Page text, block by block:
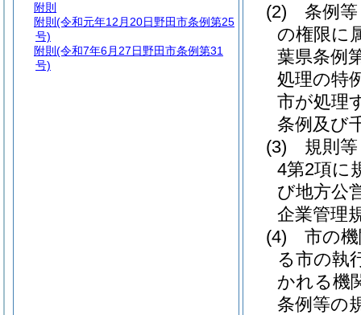
(2)
条例
の権限に
葉県条例
処理の特
市が処理
条例及び
(3)
規則
4第2項に
び地方公
企業管理
(4)
市の
る市の執
かれる機
条例等の
附則
附則 (令和元年12月20日野田市条例第25
号)
附則 (令和7年6月27日野田市条例第31
号)